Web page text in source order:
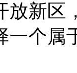
放新区
一个属